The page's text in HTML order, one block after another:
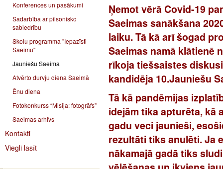
Konferences un pasākumi
Sadarbība ar pilsonisko
sabiedrību
Skolu programma "Iepazīsti
Saeimu"
Jauniešu Saeima
Atvērto durvju diena Saeimā
Ēnu diena
Fotokonkurss “Misija: fotogrāfs”
Saeimas arhīvs
Kontakti
Viegli lasīt
Ņemot vērā Covid-19
Saeimas sanākšana
laiku.Tā kā arī šogad
Saeimas namā klātienē
rīkoja tiešsaistes
kandidēja 10.Jauniešu
Tā kā pandēmijas
idejām tika apturēta, kā
gadu veci jaunieši,
rezultāti tiks anulēti. Ja
nākamajā gadā tiks